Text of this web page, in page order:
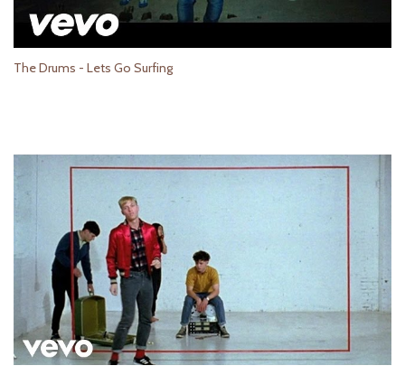
The Drums - Lets Go Surfing